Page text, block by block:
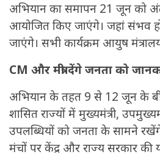
अभियान का समापन 21 जून को
आयोजित किए जाएंगे। जहां संभव
जाएंगे। सभी कार्यक्रम आयुष
CM और मंत्री देंगे जनता को
अभियान के तहत 9 से 12 जून के
शासित राज्यों में मुख्यमंत्री,
उपलब्धियों को जनता के सामने
मंचों पर केंद्र और राज्य सरकार की